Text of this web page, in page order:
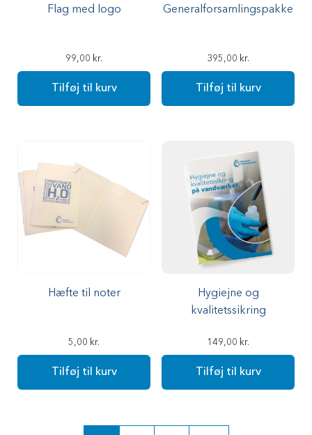
Flag med logo
99,00 kr.
Tilføj til kurv
Generalforsamlingspakke
395,00 kr.
Tilføj til kurv
Hæfte til noter
5,00 kr.
Tilføj til kurv
Hygiejne og
kvalitetssikring
149,00 kr.
Tilføj til kurv